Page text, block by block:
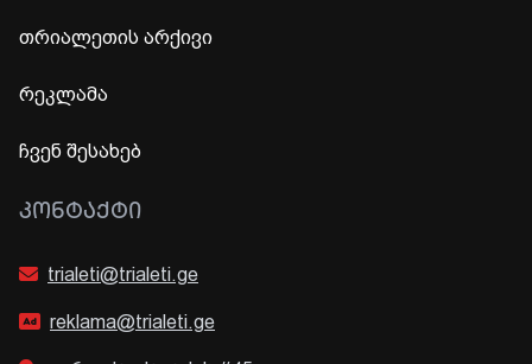
თრიალეთის არქივი
რეკლამა
ჩვენ შესახებ
ᲙᲝᲜᲢᲐᲥᲢᲘ
trialeti@trialeti.ge
reklama@trialeti.ge